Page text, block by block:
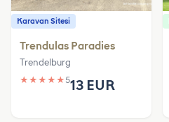
Karavan Sitesi
Trendulas Paradies
Trendelburg
★ ★ ★ ★ ★513 EUR